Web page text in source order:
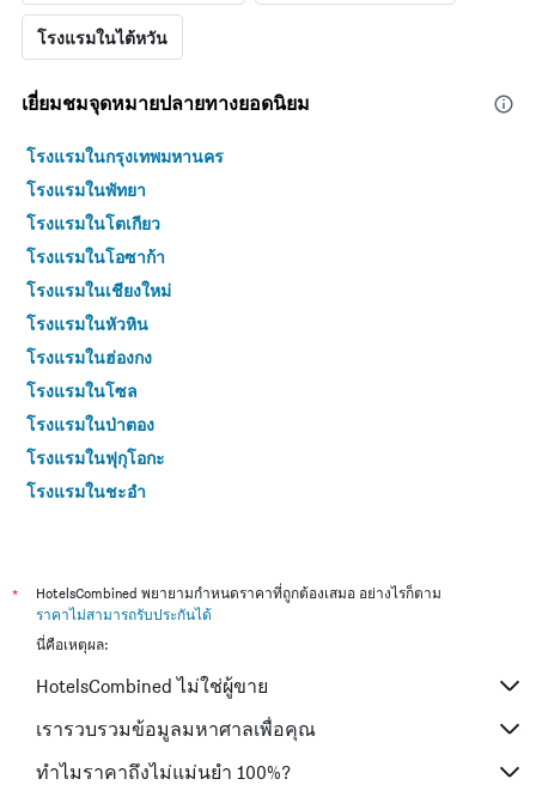
โรงแรมในไต้หวัน
เยี่ยมชมจุดหมายปลายทางยอดนิยม
โรงแรมในกรุงเทพมหานคร
โรงแรมในพัทยา
โรงแรมในโตเกียว
โรงแรมในโอซาก้า
โรงแรมในเชียงใหม่
โรงแรมในหัวหิน
โรงแรมในฮ่องกง
โรงแรมในโซล
โรงแรมในป่าตอง
โรงแรมในฟุกุโอกะ
โรงแรมในชะอำ
โรงแรมในเกาะสมุย
โรงแรมในเซี่ยงไฮ้
โรงแรมในเกาะช้าง (ตราด)
โรงแรมในหาดใหญ่
โรงแรมในชลบุรี
โรงแรมในภูเก็ต
*
HotelsCombined พยายามกำหนดราคาที่ถูกต้องเสมอ อย่างไรก็ตาม
ราคาไม่สามารถรับประกันได้
นี่คือเหตุผล:
HotelsCombined ไม่ใช่ผู้ขาย
เรารวบรวมข้อมูลมหาศาลเพื่อคุณ
ทำไมราคาถึงไม่แม่นยำ 100%?